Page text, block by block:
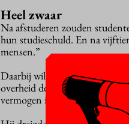
Heel zwaar
Na afstuderen zouden
hun studieschuld. En na
mensen.”
Daarbij wil hij
overheid de studieleningen
vermogen in hun studenten